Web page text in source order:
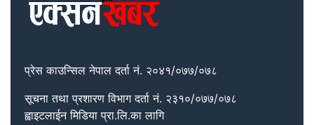
प्रेस काउन्सिल नेपाल दर्ता नं. २०४१/०७७/०७८
सूचना तथा प्रशारण विभाग दर्ता नं. २३१०/०७७/०७८
ह्वाइटलाईन मिडिया प्रा.लि.का लागि